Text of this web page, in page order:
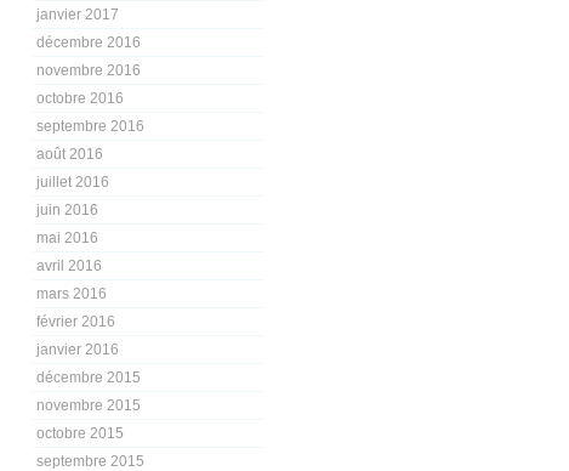
janvier 2017
décembre 2016
novembre 2016
octobre 2016
septembre 2016
août 2016
juillet 2016
juin 2016
mai 2016
avril 2016
mars 2016
février 2016
janvier 2016
décembre 2015
novembre 2015
octobre 2015
septembre 2015